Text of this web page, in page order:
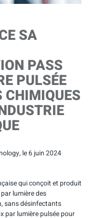
SA
PASS
PULSÉE
CHIMIQUES
le 6 juin 2024
qui conçoit et produit
lumière des
sans désinfectants
par lumière pulsée pour